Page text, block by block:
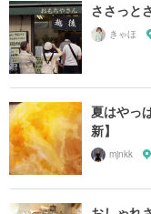
ささっと
きゃほ
夏はやっ
新】
mjnkk